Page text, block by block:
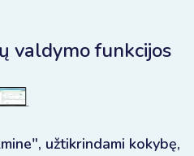
valdymo funkcijos
užtikrindami kokybę,